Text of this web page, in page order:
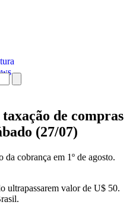
de compras
(27/07)
cobrança em 1º de agosto.
ultrapassarem valor de U$ 50.